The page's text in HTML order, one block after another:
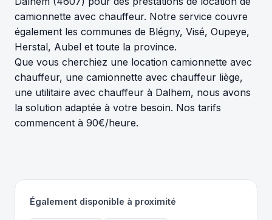
camionnette avec chauffeur. Notre service couvre
également les communes de Blégny, Visé, Oupeye,
Herstal, Aubel et toute la province.
Que vous cherchiez une location camionnette avec
chauffeur, une camionnette avec chauffeur liège,
une utilitaire avec chauffeur à Dalhem, nous avons
la solution adaptée à votre besoin. Nos tarifs
commencent à 90€/heure.
Également disponible à proximité